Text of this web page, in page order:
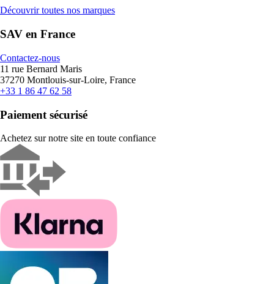
Découvrir toutes nos marques
SAV en France
Contactez-nous
11 rue Bernard Maris
37270 Montlouis-sur-Loire, France
+33 1 86 47 62 58
Paiement sécurisé
Achetez sur notre site en toute confiance